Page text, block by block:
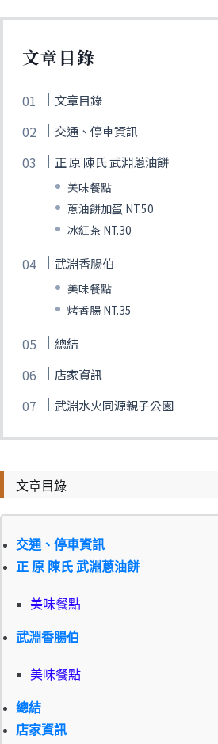
文章目錄
文章目錄
交通、停車資訊
正 原 陳氏 武淵蔥油餅
美味餐點
蔥油餅加蛋 NT.50
冰紅茶 NT.30
武淵香腸伯
美味餐點
烤香腸 NT.35
總結
店家資訊
武淵水火同源親子公園
文章目錄
交通、停車資訊
正 原 陳氏 武淵蔥油餅
美味餐點
武淵香腸伯
美味餐點
總結
店家資訊